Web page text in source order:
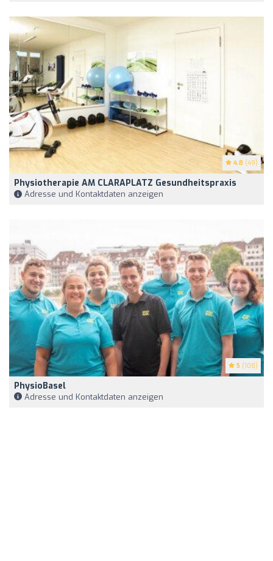
4.8 (49)
Physiotherapie AM CLARAPLATZ Gesundheitspraxis
Adresse und Kontaktdaten anzeigen
5 (108)
PhysioBasel
Adresse und Kontaktdaten anzeigen